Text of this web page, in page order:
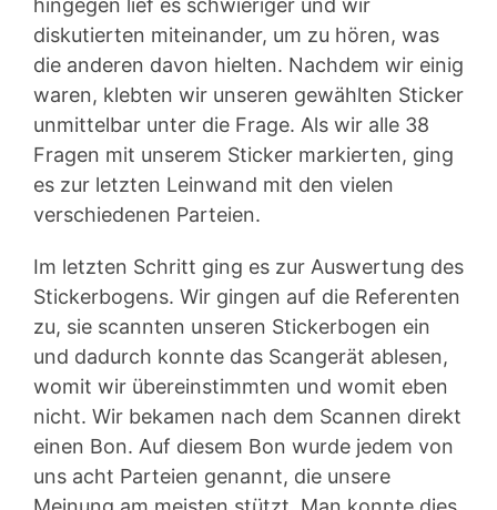
hingegen lief es schwieriger und wir
diskutierten miteinander, um zu hören, was
die anderen davon hielten. Nachdem wir einig
waren, klebten wir unseren gewählten Sticker
unmittelbar unter die Frage. Als wir alle 38
Fragen mit unserem Sticker markierten, ging
es zur letzten Leinwand mit den vielen
verschiedenen Parteien.
Im letzten Schritt ging es zur Auswertung des
Stickerbogens. Wir gingen auf die Referenten
zu, sie scannten unseren Stickerbogen ein
und dadurch konnte das Scangerät ablesen,
womit wir übereinstimmten und womit eben
nicht. Wir bekamen nach dem Scannen direkt
einen Bon. Auf diesem Bon wurde jedem von
uns acht Parteien genannt, die unsere